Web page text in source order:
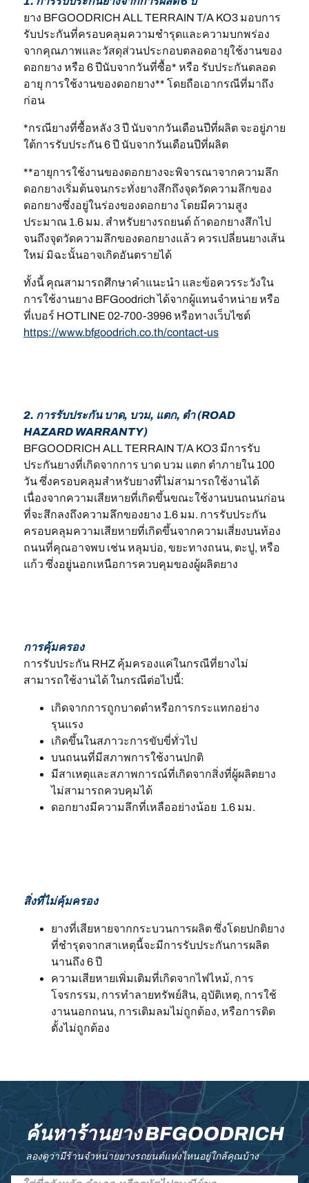
ยาง BFGOODRICH ALL TERRAIN T/A KO3 มอบการ
รับประกันที่ครอบคลุมความชำรุดและความบกพร่อง
จากคุณภาพและวัสดุส่วนประกอบตลอดอายุใช้งานของ
ดอกยาง หรือ 6 ปีนับจากวันที่ซื้อ* หรือ รับประกันตลอด
อายุ การใช้งานของดอกยาง** โดยถือเอากรณีที่มาถึง
ก่อน
*กรณียางที่ซื้อหลัง 3 ปี นับจากวันเดือนปีที่ผลิต จะอยู่ภาย
ใต้การรับประกัน 6 ปี นับจากวันเดือนปีที่ผลิต
**อายุการใช้งานของดอกยางจะพิจารณาจากความลึก
ดอกยางเริ่มต้นจนกระทั่งยางสึกถึงจุดวัดความลึกของ
ดอกยางซึ่งอยู่ในร่องของดอกยาง โดยมีความสูง
ประมาณ 1.6 มม. สำหรับยางรถยนต์ ถ้าดอกยางสึกไป
จนถึงจุดวัดความลึกของดอกยางแล้ว ควรเปลี่ยนยางเส้น
ใหม่ มิฉะนั้นอาจเกิดอันตรายได้
ทั้งนี้ คุณสามารถศึกษาคำแนะนำ และข้อควรระวังใน
การใช้งานยาง BFGoodrich ได้จากผู้แทนจำหน่าย หรือ
ที่เบอร์ HOTLINE 02-700-3996 หรือทางเว็บไซต์
https://www.bfgoodrich.co.th/contact-us
2. การรับประกัน บาด, บวม, แตก, ตำ (ROAD
HAZARD WARRANTY)
BFGOODRICH ALL TERRAIN T/A KO3 มีการรับ
ประกันยางที่เกิดจากการ บาด บวม แตก ตำภายใน 100
วัน ซึ่งครอบคลุมสำหรับยางที่ไม่สามารถใช้งานได้
เนื่องจากความเสียหายที่เกิดขึ้นขณะใช้งานบนถนนก่อน
ที่จะสึกลงถึงความลึกของยาง 1.6 มม. การรับประกัน
ครอบคลุมความเสียหายที่เกิดขึ้นจากความเสี่ยงบนท้อง
ถนนที่คุณอาจพบ เช่น หลุมบ่อ, ขยะทางถนน, ตะปู, หรือ
แก้ว ซึ่งอยู่นอกเหนือการควบคุมของผู้ผลิตยาง
การคุ้มครอง
การรับประกัน RHZ คุ้มครองแค่ในกรณีที่ยางไม่
สามารถใช้งานได้ ในกรณีต่อไปนี้:
เกิดจากการถูกบาดตำหรือการกระแทกอย่าง
รุนแรง
เกิดขึ้นในสภาวะการขับขี่ทั่วไป
บนถนนที่มีสภาพการใช้งานปกติ
มีสาเหตุและสภาพการณ์ที่เกิดจากสิ่งที่ผู้ผลิตยาง
ไม่สามารถควบคุมได้
ดอกยางมีความลึกที่เหลืออย่างน้อย 1.6 มม.
สิ่งที่ไม่คุ้มครอง
ยางที่เสียหายจากกระบวนการผลิต ซึ่งโดยปกติยาง
ที่ชำรุดจากสาเหตุนี้จะมีการรับประกันการผลิต
นานถึง 6 ปี
ความเสียหายเพิ่มเติมที่เกิดจากไฟไหม้, การ
โจรกรรม, การทำลายทรัพย์สิน, อุบัติเหตุ, การใช้
งานนอกถนน, การเติมลมไม่ถูกต้อง, หรือการติด
ตั้งไม่ถูกต้อง
ค้นหาร้านยาง BFGOODRICH
ลองดูว่ามีร้านจำหน่ายยางรถยนต์แห่งไหนอยู่ใกล้คุณบ้าง